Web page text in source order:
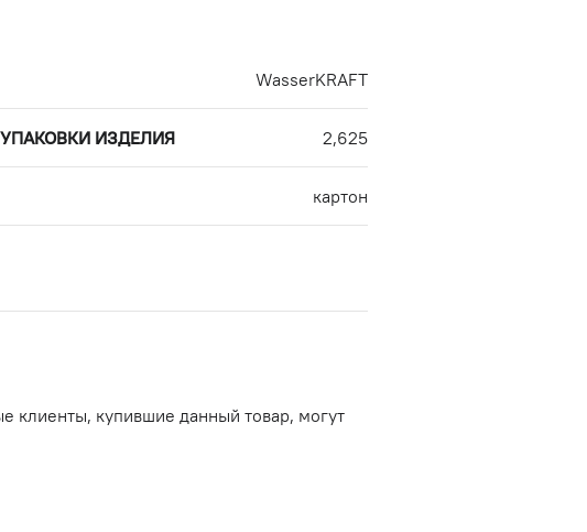
WasserKRAFT
ИЗДЕЛИЯ 2,625
картон
клиенты, купившие данный товар, могут